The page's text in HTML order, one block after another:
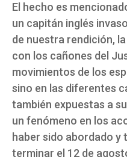
El hecho es
un capitán inglés
de nuestra rendición,
con los cañones del
movimientos de los
sino en las diferentes
también expuestas a
un fenómeno en los
haber sido abordado y
terminar el 12 de